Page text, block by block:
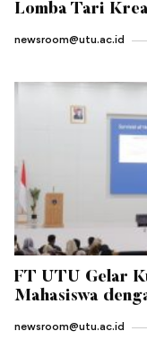
Lomba Tari
newsroom@utu.ac.id
FT UTU Gelar
Mahasiswa
newsroom@utu.ac.id